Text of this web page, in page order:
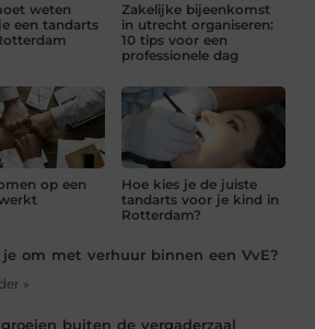
weten
een tandarts
Zakelijke bijeenkomst
in utrecht organiseren:
10 tips voor een
professionele dag
op een
Hoe kies je de juiste
tandarts voor je kind in
Rotterdam?
je om met verhuur binnen een VvE?
»
buiten de vergaderzaal